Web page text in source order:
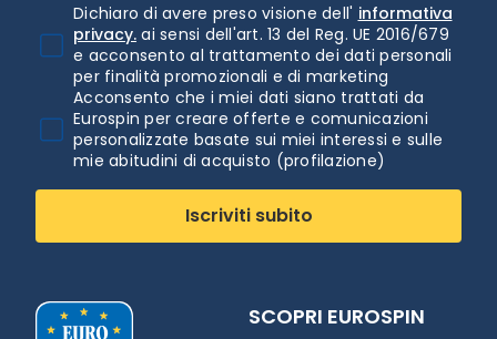
Dichiaro di avere preso visione dell' informativa
privacy. ai sensi dell'art. 13 del Reg. UE 2016/679
e acconsento al trattamento dei dati personali
per finalità promozionali e di marketing
Acconsento che i miei dati siano trattati da
Eurospin per creare offerte e comunicazioni
personalizzate basate sui miei interessi e sulle
mie abitudini di acquisto (profilazione)
Iscriviti subito
SCOPRI EUROSPIN